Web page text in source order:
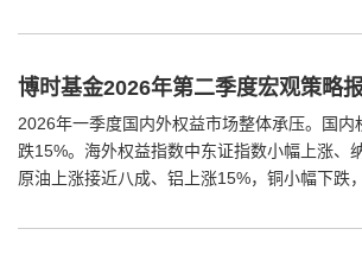
博时基金2026年第二季度宏观策略
2026年一季度国内外权益市场整体承压。国
跌15%。海外权益指数中东证指数小幅上涨、
原油上涨接近八成、铝上涨15%，铜小幅下跌